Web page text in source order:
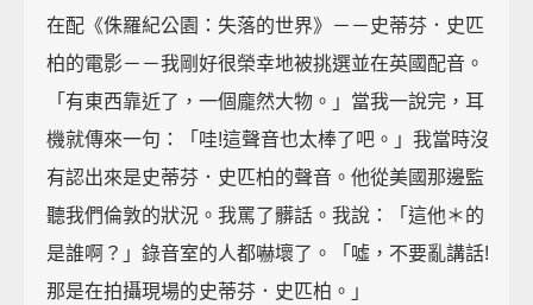
在配《侏羅紀公園：失落的世界》－－史蒂芬．史匹
柏的電影－－我剛好很榮幸地被挑選並在英國配音。
「有東西靠近了，一個龐然大物。」當我一說完，耳
機就傳來一句：「哇!這聲音也太棒了吧。」我當時沒
有認出來是史蒂芬．史匹柏的聲音。他從美國那邊監
聽我們倫敦的狀況。我罵了髒話。我說：「這他＊的
是誰啊？」錄音室的人都嚇壞了。「噓，不要亂講話!
那是在拍攝現場的史蒂芬．史匹柏。」